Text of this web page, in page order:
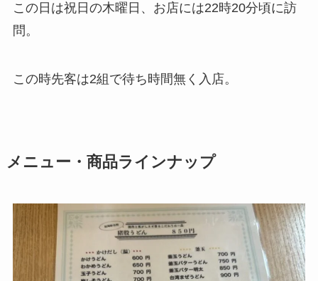
この日は祝日の木曜日、お店には22時20分頃に訪
問。
この時先客は2組で待ち時間無く入店。
メニュー・商品ラインナップ